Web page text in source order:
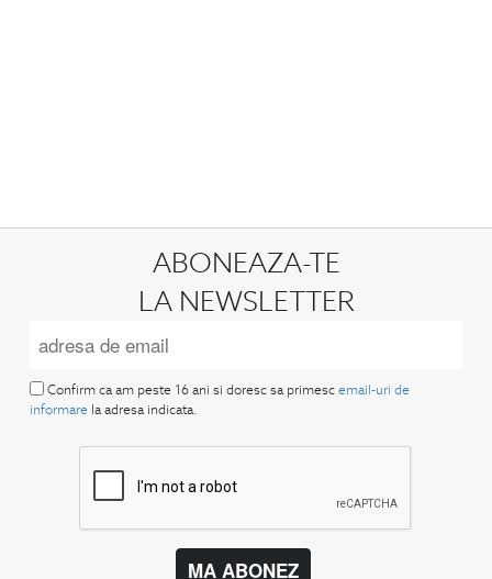
ABONEAZA-TE
LA NEWSLETTER
Confirm ca am peste 16 ani si doresc sa primesc email-uri de
informare la adresa indicata.
MA ABONEZ